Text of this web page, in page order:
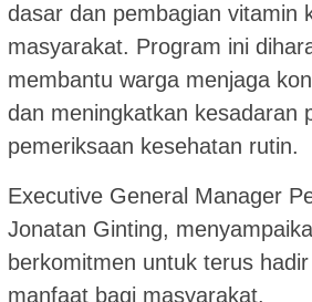
dasar dan pembagian vitamin
masyarakat. Program ini
membantu warga menjaga
dan meningkatkan kesadaran
pemeriksaan kesehatan rutin.
Executive General Manager
Jonatan Ginting,
berkomitmen untuk terus
manfaat bagi masyarakat.